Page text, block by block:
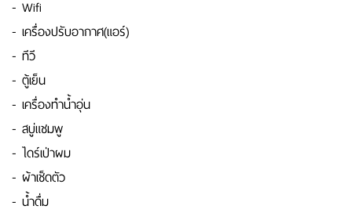
- Wifi
- เครื่องปรับอากาศ(แอร์)
- ทีวี
- ตู้เย็น
- เครื่องทำน้ำอุ่น
- สบู่แชมพู
- ไดร์เป่าผม
- ผ้าเช็ดตัว
- น้ำดื่ม